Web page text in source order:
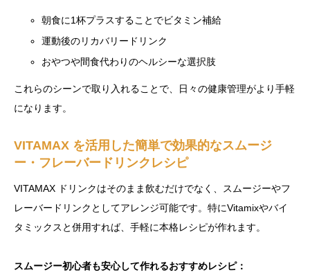
朝食に1杯プラスすることでビタミン補給
運動後のリカバリードリンク
おやつや間食代わりのヘルシーな選択肢
これらのシーンで取り入れることで、日々の健康管理がより手軽
になります。
VITAMAX を活用した簡単で効果的なスムージ
ー・フレーバードリンクレシピ
VITAMAX ドリンクはそのまま飲むだけでなく、スムージーやフ
レーバードリンクとしてアレンジ可能です。特にVitamixやバイ
タミックスと併用すれば、手軽に本格レシピが作れます。
スムージー初心者も安心して作れるおすすめレシピ：